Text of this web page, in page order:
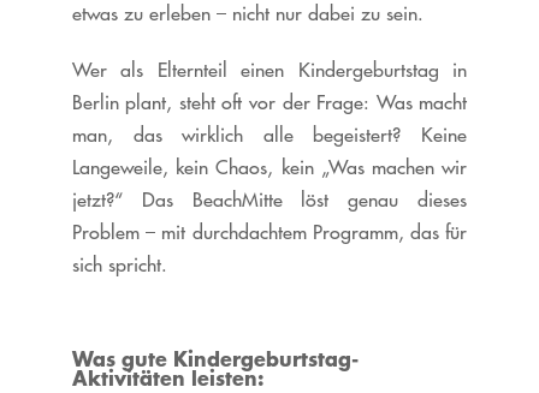
etwas zu erleben – nicht nur dabei zu sein.
Wer als Elternteil einen Kindergeburtstag in
Berlin plant, steht oft vor der Frage: Was macht
man, das wirklich alle begeistert? Keine
Langeweile, kein Chaos, kein „Was machen wir
jetzt?“ Das BeachMitte löst genau dieses
Problem – mit durchdachtem Programm, das für
sich spricht.
Was gute Kindergeburtstag-
Aktivitäten leisten: